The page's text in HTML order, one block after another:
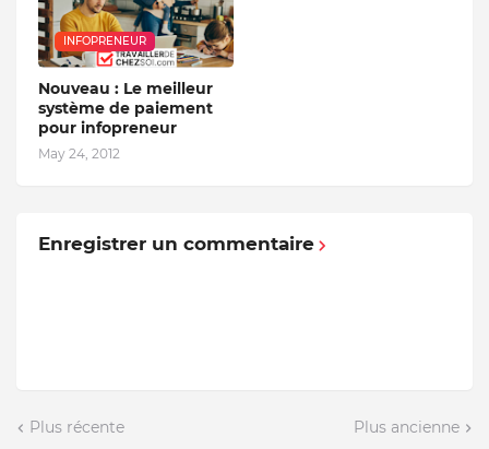
INFOPRENEUR
Nouveau : Le meilleur
système de paiement
pour infopreneur
May 24, 2012
Enregistrer un commentaire
Plus récente Plus ancienne